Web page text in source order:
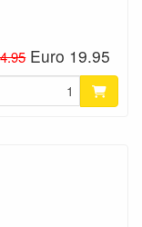
Euro 19.95